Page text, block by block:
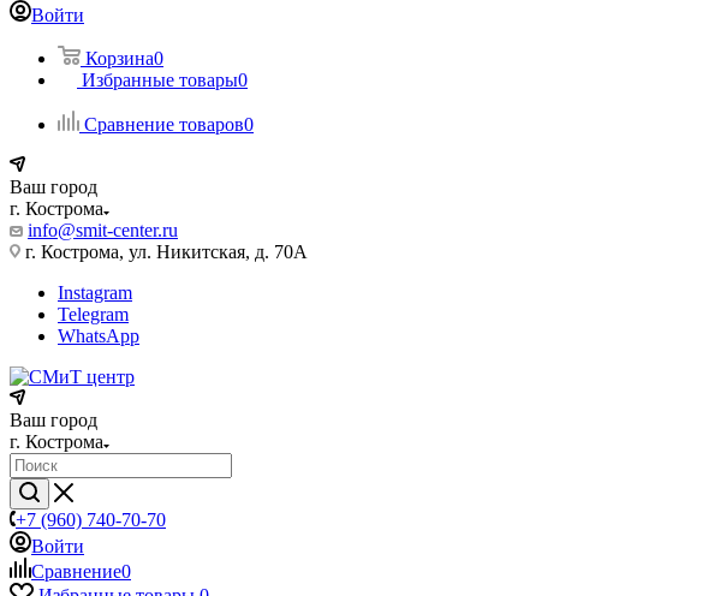
Войти
Корзина0
Избранные товары0
Сравнение товаров0
Ваш город
г. Кострома
info@smit-center.ru
г. Кострома, ул. Никитская, д. 70А
Instagram
Telegram
WhatsApp
Ваш город
г. Кострома
+7 (960) 740-70-70
Войти
Сравнение0